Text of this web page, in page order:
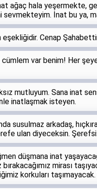
ağaç hala yeşermekte,
sevmekteyim. İnat bu ya,
eşekliğidir. Cenap
var benim! Her
mutluyum. Sana inat
inatlaşmak isteyen.
susulmaz arkadaş,
ulan diyeceksin.
düşmana inat
bırakacağımız mirası
korkuları taşımayacak.